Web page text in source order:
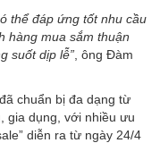
thể đáp ứng tốt nhu cầu
hàng mua sắm thuận
suốt dịp lễ” , ông Đàm
chuẩn bị đa dạng từ
gia dụng, với nhiều ưu
diễn ra từ ngày 24/4